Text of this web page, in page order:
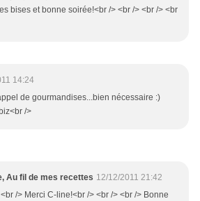
bises et bonne soirée!<br /> <br /> <br /> <br
14:24
de gourmandises...bien nécessaire :)
/>
Au fil de mes recettes 12/12/2011 21:42
/> Merci C-line!<br /> <br /> <br /> Bonne